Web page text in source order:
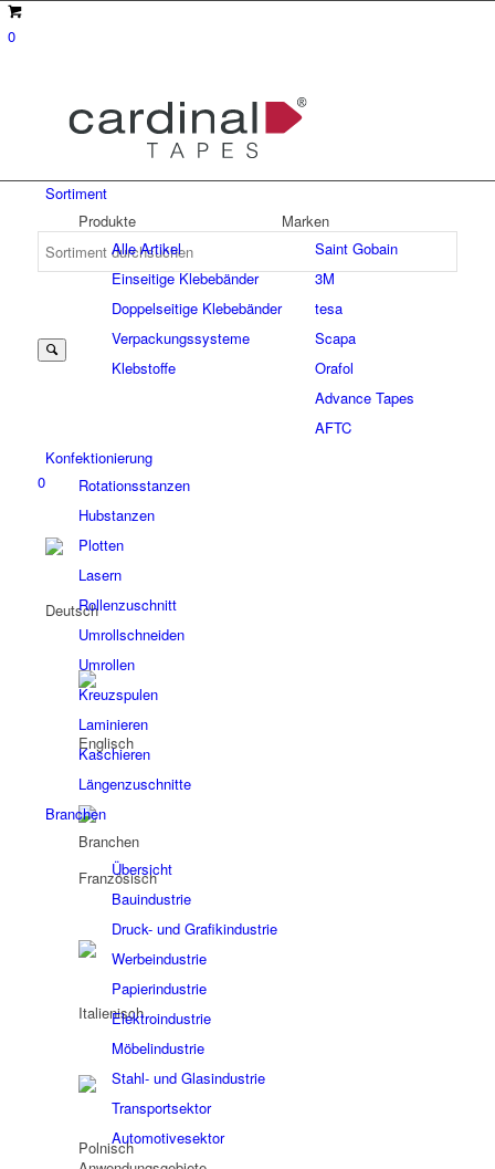
0
0
Sortiment
Produkte
Alle Artikel
Einseitige Klebebänder
Doppelseitige Klebebänder
Verpackungssysteme
Klebstoffe
Marken
Saint Gobain
3M
tesa
Scapa
Orafol
Advance Tapes
AFTC
Konfektionierung
Rotationsstanzen
Hubstanzen
Plotten
Lasern
Rollenzuschnitt
Umrollschneiden
Umrollen
Kreuzspulen
Laminieren
Kaschieren
Längenzuschnitte
Branchen
Branchen
Übersicht
Bauindustrie
Druck- und Grafikindustrie
Werbeindustrie
Papierindustrie
Elektroindustrie
Möbelindustrie
Stahl- und Glasindustrie
Transportsektor
Automotivesektor